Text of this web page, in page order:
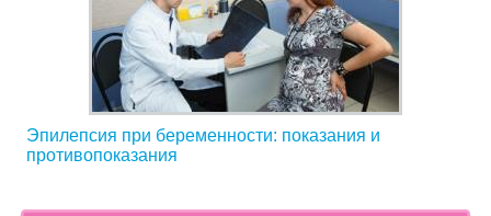
Эпилепсия при беременности: показания и
противопоказания